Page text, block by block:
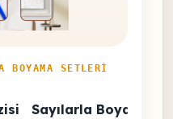
BOYAMA SETLERI
Sayılarla Boyama